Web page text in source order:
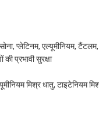
प्लेटिनम, एल्यूमीनियम,
प्रभावी सुरक्षा
मिश्र धातु, टाइटेनियम